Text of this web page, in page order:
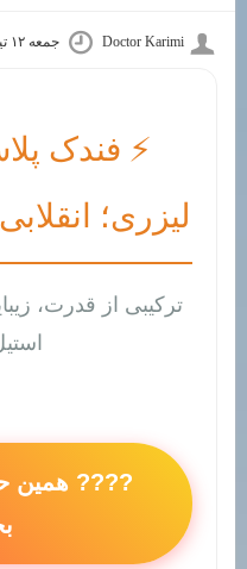
Doctor Karimi جمعه ۱۲ تیر ۰۵ ۱۱:۵۹
⚡ فندک
لیزری؛
ترکیبی از قدرت،
???? همین